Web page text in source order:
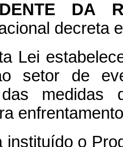
DA
decreta
Lei
setor de
das medidas
instituído o